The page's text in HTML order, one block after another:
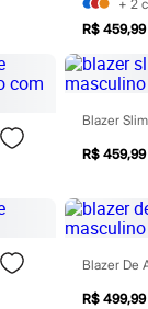
+ 2
R$ 459,99
R$ 459,99
R$ 499,99